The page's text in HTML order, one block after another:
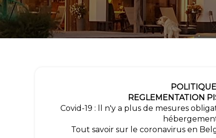
REGLEMENTATION
Covid-19 : ll n'y a plus de mesures
Tout savoir sur le coronavirus en